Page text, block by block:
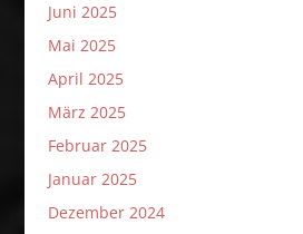
Juni 2025
Mai 2025
April 2025
März 2025
Februar 2025
Januar 2025
Dezember 2024